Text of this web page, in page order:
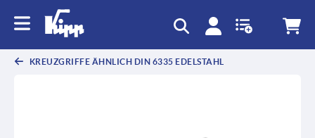
KREUZGRIFFE ÄHNLICH DIN 6335 EDELSTAHL